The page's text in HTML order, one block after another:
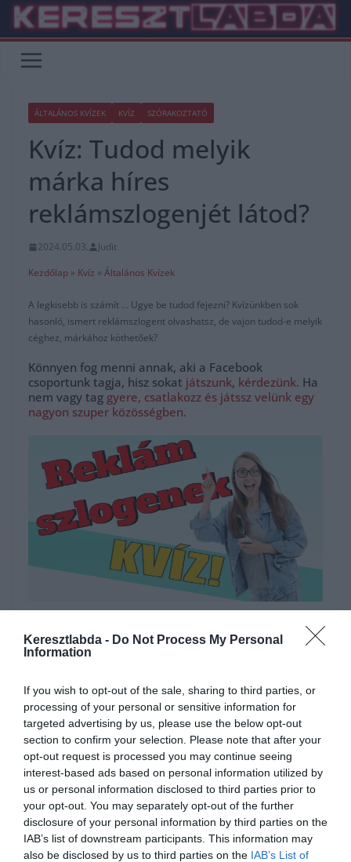
Keresztlabda - Do Not Process My Personal
Information
If you wish to opt-out of the sale, sharing to third parties, or
processing of your personal or sensitive information for
targeted advertising by us, please use the below opt-out
section to confirm your selection. Please note that after your
opt-out request is processed you may continue seeing
interest-based ads based on personal information utilized by
us or personal information disclosed to third parties prior to
your opt-out. You may separately opt-out of the further
disclosure of your personal information by third parties on the
IAB’s list of downstream participants. This information may
also be disclosed by us to third parties on the IAB’s List of
Skip
content
ÁLTALÁNOS KVÍZEK KVÍZ SZÓRAKOZTATÓ
Kvíz: Tudod melyik
márka híres
reklámszlogenjét látod?
2024.05.03.
Judit
Kezdőlap » Kvíz » Általános Kvízek
A legkisebb is számít … Ugye be tudod fejezni? Kvízünkben sok
hasonló, ismert reklámszlogent olvashatsz, de vajon tudod-e melyik
céghez, márkához köthetőek?
Könnyen fog menni annak, aki a Facebook
csoportunk tagja, hisz sokat játszunk, kérdezünk. Ha
nem vagy tag gyere, csatlakozz és játssz velünk egy
nagyon szuper közösségben.
Készen állsz?